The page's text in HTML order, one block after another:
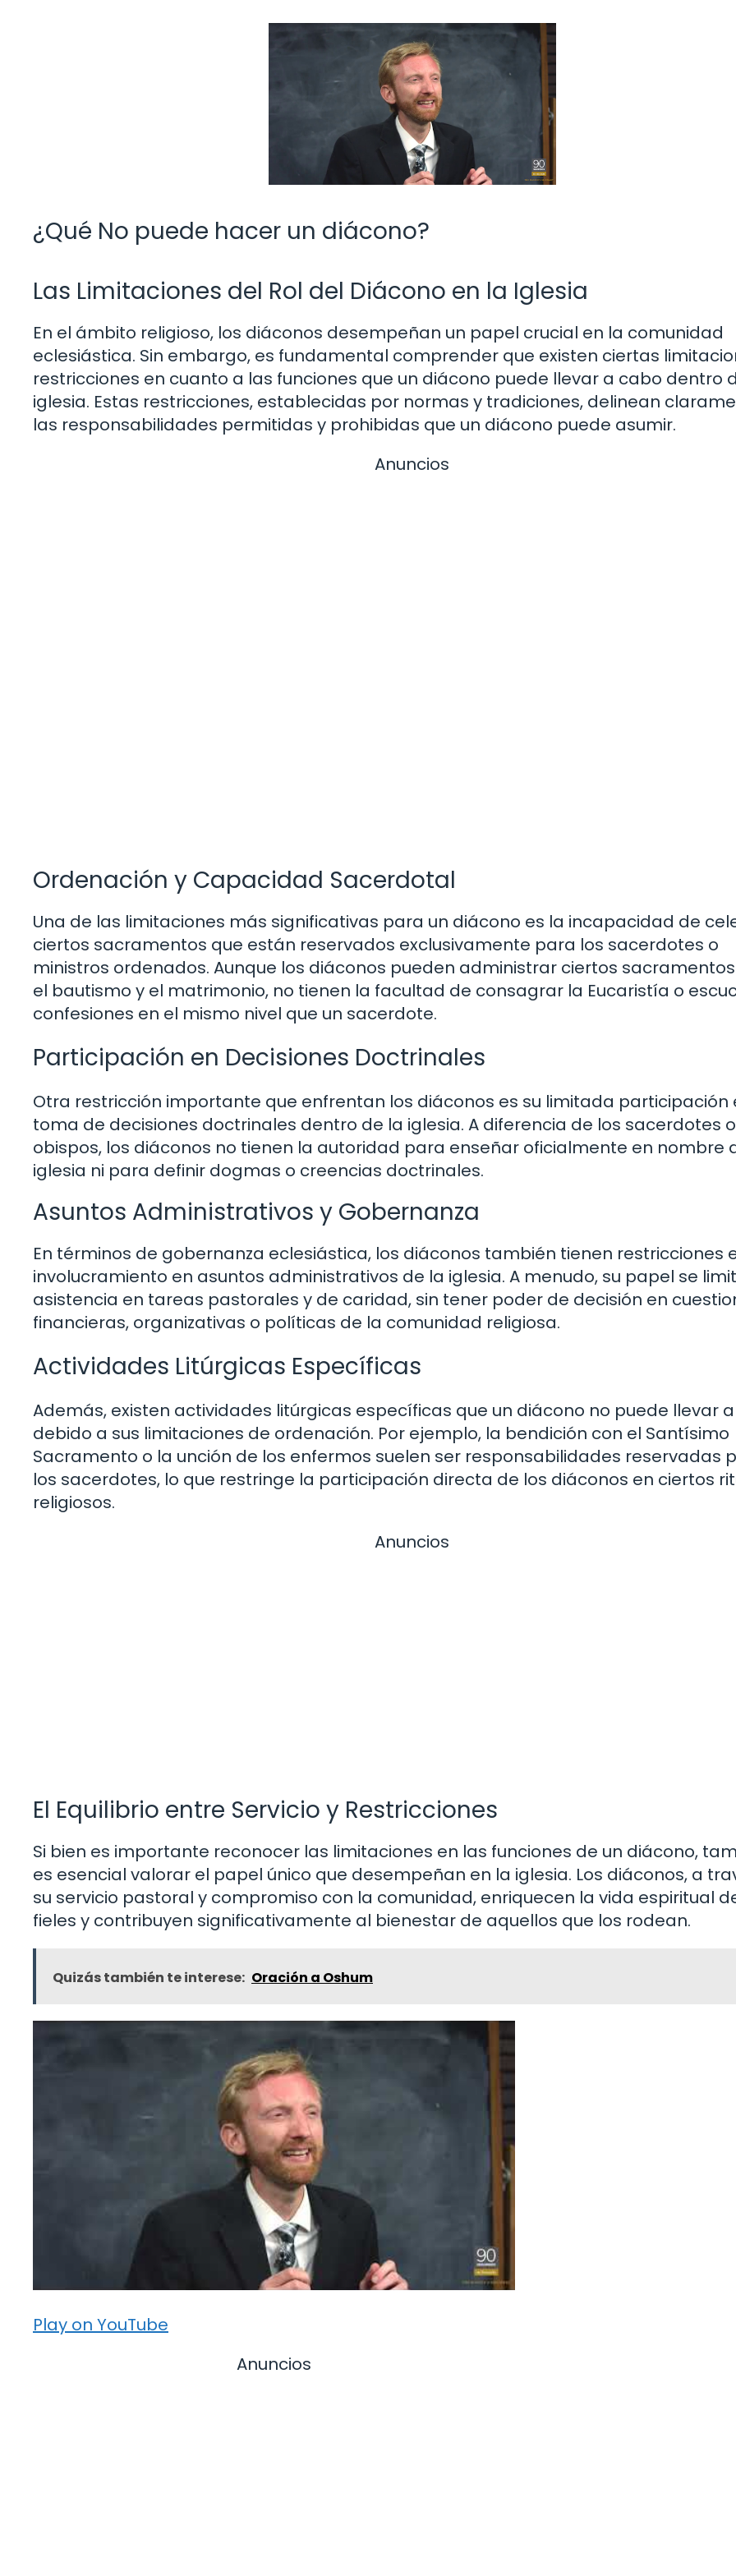
¿Qué No puede hacer un diácono?
Las Limitaciones del Rol del Diácono en la Iglesia
En el ámbito religioso, los diáconos desempeñan un papel crucial en la comunidad
eclesiástica. Sin embargo, es fundamental comprender que existen ciertas
restricciones en cuanto a las funciones que un diácono puede llevar a cabo dentro
iglesia. Estas restricciones, establecidas por normas y tradiciones, delinean
las responsabilidades permitidas y prohibidas que un diácono puede asumir.
Anuncios
Ordenación y Capacidad Sacerdotal
Una de las limitaciones más significativas para un diácono es la incapacidad de
ciertos sacramentos que están reservados exclusivamente para los sacerdotes o
ministros ordenados. Aunque los diáconos pueden administrar ciertos
el bautismo y el matrimonio, no tienen la facultad de consagrar la Eucaristía o
confesiones en el mismo nivel que un sacerdote.
Participación en Decisiones Doctrinales
Otra restricción importante que enfrentan los diáconos es su limitada participación
toma de decisiones doctrinales dentro de la iglesia. A diferencia de los sacerdotes o
obispos, los diáconos no tienen la autoridad para enseñar oficialmente en nombre
iglesia ni para definir dogmas o creencias doctrinales.
Asuntos Administrativos y Gobernanza
En términos de gobernanza eclesiástica, los diáconos también tienen restricciones
involucramiento en asuntos administrativos de la iglesia. A menudo, su papel se
asistencia en tareas pastorales y de caridad, sin tener poder de decisión en
financieras, organizativas o políticas de la comunidad religiosa.
Actividades Litúrgicas Específicas
Además, existen actividades litúrgicas específicas que un diácono no puede llevar
debido a sus limitaciones de ordenación. Por ejemplo, la bendición con el Santísimo
Sacramento o la unción de los enfermos suelen ser responsabilidades reservadas
los sacerdotes, lo que restringe la participación directa de los diáconos en ciertos
religiosos.
Anuncios
El Equilibrio entre Servicio y Restricciones
Si bien es importante reconocer las limitaciones en las funciones de un diácono,
es esencial valorar el papel único que desempeñan en la iglesia. Los diáconos, a
su servicio pastoral y compromiso con la comunidad, enriquecen la vida espiritual
fieles y contribuyen significativamente al bienestar de aquellos que los rodean.
Quizás también te interese: Oración a Oshum
Play on YouTube
Anuncios